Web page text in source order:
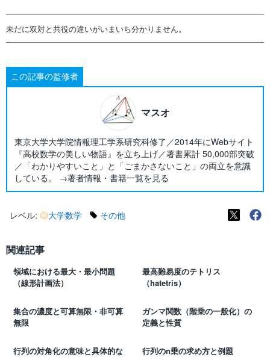
未だに双対と共役の違いがいまいち分かりません。
この記事の監修者
マスオ
東京大学大学院情報理工学系研究科修了／2014年にWebサイト
『高校数学の美しい物語』を立ち上げ／著書累計 50,000部突破
／「わかりやすいこと」と「ごまかさないこと」の両立を意識
している。 →著者情報・書籍一覧を見る
レベル: ◎大学数学 その他
関連記事
領域における最大・最小問題
（線形計画法）
最高難易度のテトリス
（hatetris）
集合の濃度と可算無限・非可算
無限
ガンマ関数（階乗の一般化）の
定義と性質
行列の対角化の意味と具体的な
行列のn乗の求め方と例題